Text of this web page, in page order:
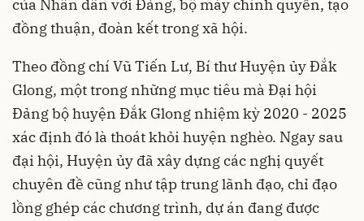
của Nhân dân với Đảng, bộ máy chính quyền, tạo
đồng thuận, đoàn kết trong xã hội.
Theo đồng chí Vũ Tiến Lư, Bí thư Huyện ủy Đắk
Glong, một trong những mục tiêu mà Đại hội
Đảng bộ huyện Đắk Glong nhiệm kỳ 2020 - 2025
xác định đó là thoát khỏi huyện nghèo. Ngay sau
đại hội, Huyện ủy đã xây dựng các nghị quyết
chuyên đề cũng như tập trung lãnh đạo, chỉ đạo
lồng ghép các chương trình, dự án đang được